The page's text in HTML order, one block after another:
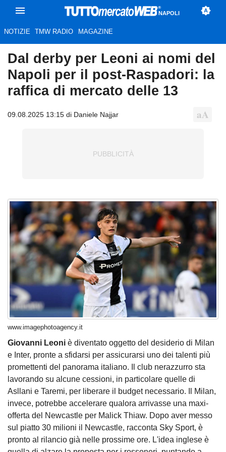
NAPOLI
NOTIZIE TMW RADIO MAGAZINE
Dal derby per Leoni ai nomi del
Napoli per il post-Raspadori: la
raffica di mercato delle 13
09.08.2025 13:15 di Daniele Najjar
www.imagephotoagency.it
Giovanni Leoni è diventato oggetto del desiderio di Milan
e Inter, pronte a sfidarsi per assicurarsi uno dei talenti più
promettenti del panorama italiano. Il club nerazzurro sta
lavorando su alcune cessioni, in particolare quelle di
Asllani e Taremi, per liberare il budget necessario. Il Milan,
invece, potrebbe accelerare qualora arrivasse una maxi-
offerta del Newcastle per Malick Thiaw. Dopo aver messo
sul piatto 30 milioni il Newcastle, racconta Sky Sport, è
pronto al rilancio già nelle prossime ore. L'idea inglese è